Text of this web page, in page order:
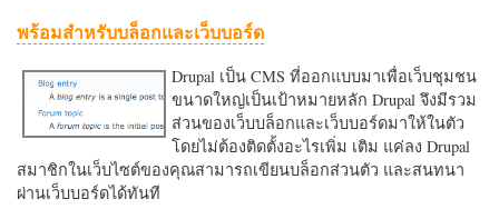
พร้อมสำหรับบล็อกและเว็บบอร์ด
Drupal เป็น CMS ที่ออกแบบมาเพื่อเว็บชุมชน
ขนาดใหญ่เป็นเป้าหมายหลัก Drupal จึงมีรวม
ส่วนของเว็บบล็อกและเว็บบอร์ดมาให้ในตัว
โดยไม่ต้องติดตั้งอะไรเพิ่ม เติม แค่ลง Drupal
สมาชิกในเว็บไซต์ของคุณสามารถเขียนบล็อกส่วนตัว และสนทนา
ผ่านเว็บบอร์ดได้ทันที